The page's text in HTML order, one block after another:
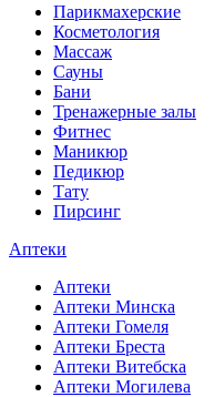
Парикмахерские
Косметология
Массаж
Сауны
Бани
Тренажерные залы
Фитнес
Маникюр
Педикюр
Тату
Пирсинг
Аптеки
Аптеки
Аптеки Минска
Аптеки Гомеля
Аптеки Бреста
Аптеки Витебска
Аптеки Могилева